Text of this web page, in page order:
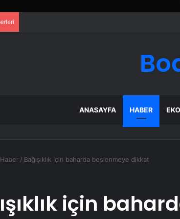
ANASAYFA HABER
Haber / Bağışıklık için baharda beslenmeye dikkat
için